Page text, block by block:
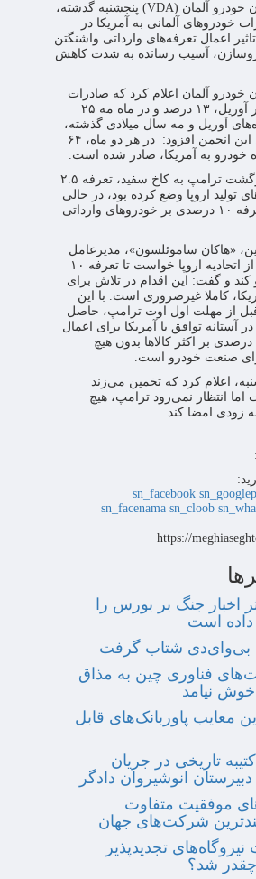
اتحادیه تولیدکنندگان خودرو آلمان (VDA) پنجشنبه گذشته،
خودروهای آلمانی به آمریکا در
اعمال تعرفه‌های وارداتی واشنگتن
آسیب رسانده به شدت کاهش
خودرو آلمان اعلام کرد که صادرات
خودرو به آمریکا در آوریل، ۱۳ درصد و در ماه مه ۲۵
آوریل و مه سال میلادی گذشته،
کاهش یافته است. این انجمن افزود: در هر دو ماه، ۶۴
آمریکا، پیش از بازگشت ترامپ به کاخ سفید، تعرفه ۲.۵
تولید اروپا وضع کرده بود، در حالی
که اتحادیه اروپا تعرفه ۱۰ درصدی بر خودروهای وارداتی
«هاکان ساموئلسون»، مدیرعامل
ولوو، هفته گذشته از اتحادیه اروپا خواست تا تعرفه ۱۰
و گفت: این اقدام در تلاش برای
کاملا غیرضروری است. با این
از مهلت اول اوت ترامپ، حاصل
در آستانه توافق با آمریکا برای اعمال
تعرفه‌های کلی ۱۵ درصدی بر اکثر کالاها بدون هیچ
صنعت خودرو است.
اعلام کرد که تخمین می‌زند
انتظار نمی‌رود ترامپ، هیچ
زودی امضا کند.
sn_facebook
sn_facenama sn_cloob
https://
اخبار جنگ بر بورس را
است
شتاب گرفت
فناوری چین به مذاق
خوش نیامد
معایب پاوربانک‌های قابل
تاریخی در جریان
انوشیروان دادگر
موفقیت متفاوت
شرکت‌های جهان
تجدیدپذیر
شد؟